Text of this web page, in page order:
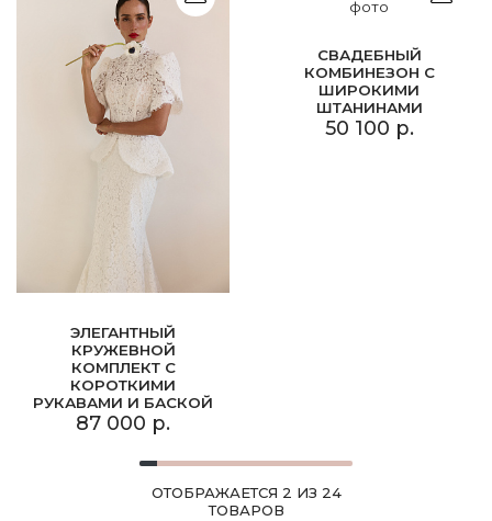
ЭЛЕГАНТНЫЙ
КРУЖЕВНОЙ
КОМПЛЕКТ С
КОРОТКИМИ
РУКАВАМИ И БАСКОЙ
87 000 р.
СВАДЕБНЫЙ
КОМБИНЕЗОН С
ШИРОКИМИ
ШТАНИНАМИ
50 100 р.
ОТОБРАЖАЕТСЯ 2 ИЗ 24
ТОВАРОВ